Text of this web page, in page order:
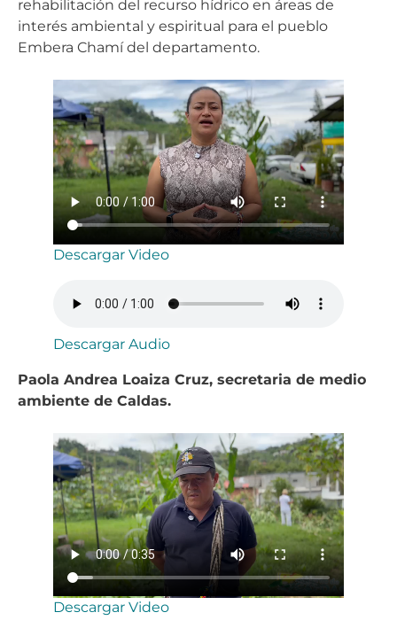
rehabilitación del recurso hídrico en áreas de
interés ambiental y espiritual para el pueblo
Embera Chamí del departamento.
Descargar Video
Descargar Audio
Paola Andrea Loaiza Cruz, secretaria de medio
ambiente de Caldas.
Descargar Video